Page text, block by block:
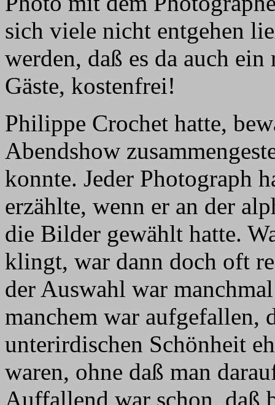
sich viele nicht entgehen
werden, daß es da auch
Gäste, kostenfrei!
Philippe Crochet hatte,
Abendshow
konnte. Jeder Photograph
erzählte, wenn er an der
die Bilder gewählt hatte.
klingt, war dann doch oft
der Auswahl war
manchem war aufgefallen,
unterirdischen Schönheit
waren, ohne daß man
Auffallend war schon, daß